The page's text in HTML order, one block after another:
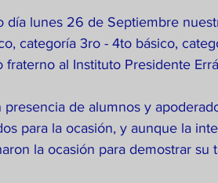
día lunes 26 de Septiembre
categoría 3ro - 4to básico,
fraterno al Instituto Presidente
presencia de alumnos y
para la ocasión, y aunque la
la ocasión para demostrar su